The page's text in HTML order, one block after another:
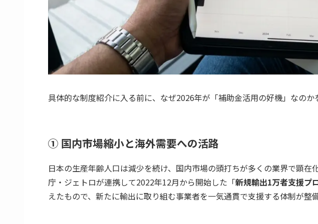
具体的な制度紹介に入る前に、なぜ2026年が「補助金活用の好機」なのか
① 国内市場縮小と海外需要への活路
日本の生産年齢人口は減少を続け、国内市場の頭打ちが多くの業界で顕在
庁・ジェトロが連携して2022年12月から開始した「新規輸出1万者支援プ
えたもので、新たに輸出に取り組む事業者を一気通貫で支援する体制が整